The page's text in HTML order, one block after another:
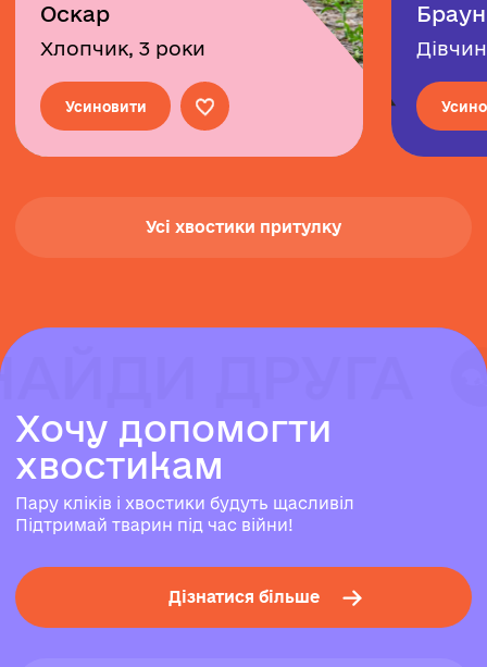
Оскар
Хлопчик, 3 роки
Усиновити
Усі хвостики притулку
ДРУГА
ДРУГА
ДРУГА
Хочу допомогти
хвостикам
Пару кліків і хвостики будуть щасливіл
Підтримай тварин під час війни!
Дізнатися більше